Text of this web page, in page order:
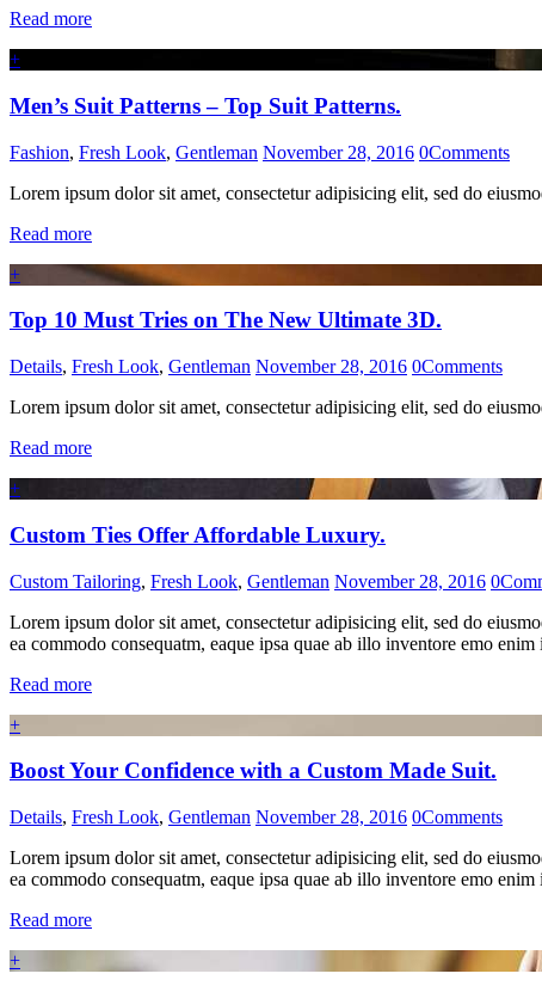
Read more
+
Men’s Suit Patterns – Top Suit Patterns.
Fashion, Fresh Look, Gentleman November 28, 2016 0Comments
Lorem ipsum dolor sit amet, consectetur adipisicing elit, sed do
Read more
+
Top 10 Must Tries on The New Ultimate 3D.
Details, Fresh Look, Gentleman November 28, 2016 0Comments
Lorem ipsum dolor sit amet, consectetur adipisicing elit, sed do
Read more
+
Custom Ties Offer Affordable Luxury.
Custom Tailoring, Fresh Look, Gentleman November 28, 2016 0
Lorem ipsum dolor sit amet, consectetur adipisicing elit, sed do
ea commodo consequatm, eaque ipsa quae ab illo inventore emo
Read more
+
Boost Your Confidence with a Custom Made Suit.
Details, Fresh Look, Gentleman November 28, 2016 0Comments
Lorem ipsum dolor sit amet, consectetur adipisicing elit, sed do
ea commodo consequatm, eaque ipsa quae ab illo inventore emo
Read more
+